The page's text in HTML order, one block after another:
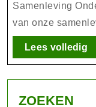
Samenleving
van onze
Lees volledig
ZOEKEN